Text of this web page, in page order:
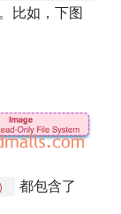
。比如，下图
都包含了